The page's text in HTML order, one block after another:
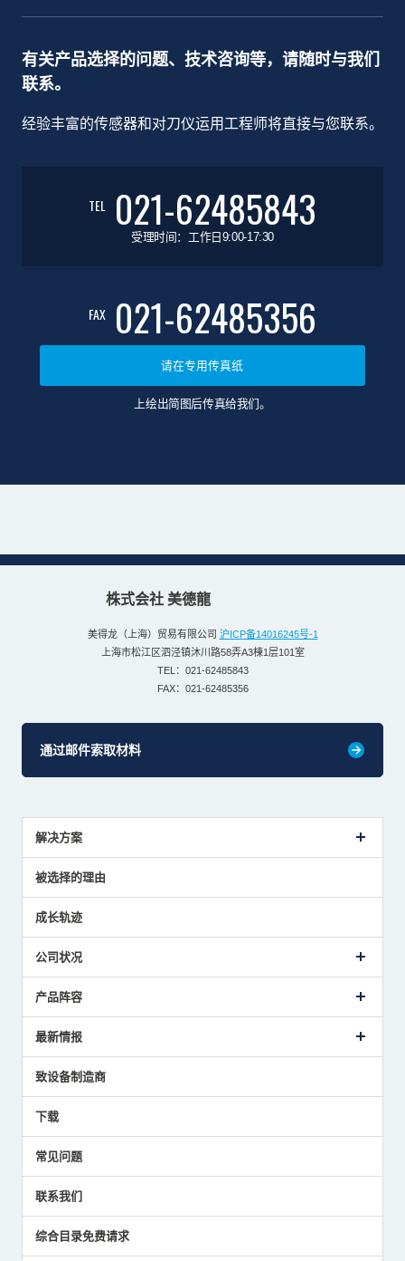
有关产品选择的问题、技术咨询等，请随时与我们
联系。
经验丰富的传感器和对刀仪运用工程师将直接与您联系。
TEL 021-62485843
受理时间：工作日9:00-17:30
FAX 021-62485356
请在专用传真纸
上绘出简图后传真给我们。
株式会社 美德龍
美得龙（上海）贸易有限公司 沪ICP备14016245号-1
上海市松江区泗泾镇沐川路58弄A3棟1层101室
TEL：021-62485843
FAX：021-62485356
通过邮件索取材料
解决方案
解决方案建议
被选择的理由
成长轨迹
公司状况
致词
主要获奖经历
国家/地区/语言
产品阵容
对刀仪
气压式精密定位传感器
最新情报
美德龙的技术
员工博客
中小企业BCP地震对策
传感器技术指南
社长博客
致设备制造商
下载
常见问题
联系我们
综合目录免费请求